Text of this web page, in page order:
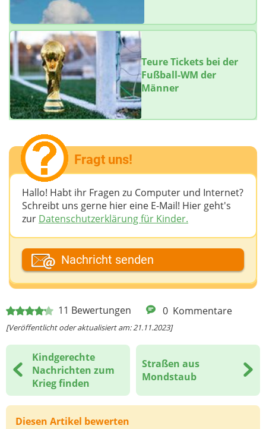
11 Bewertungen 0 Kommentare
[Veröffentlicht oder aktualisiert am: 21.11.2023]
Kindgerechte
Nachrichten zum
Krieg finden
Straßen aus
Mondstaub
Diesen Artikel bewerten
Teure Tickets bei der
Fußball-WM der
Männer
Fragt uns!
Hallo! Habt ihr Fragen zu Computer und Internet?
Schreibt uns gerne hier eine E-Mail! Hier geht's
zur Datenschutzerklärung für Kinder.
Dein Fantasiename
Deine E-Mail-Adresse (wenn du eine Antwort
möchtest)
Deine Nachricht
Nachricht senden